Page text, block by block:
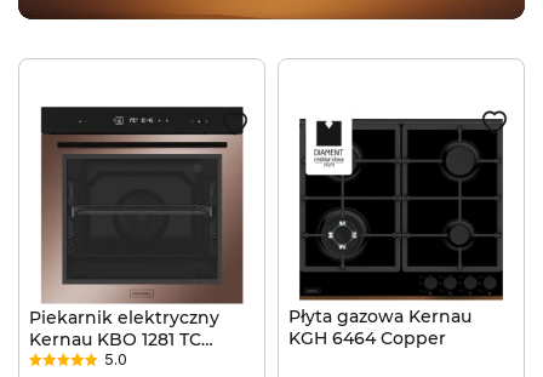
Piekarnik elektryczny
Kernau KBO 1281 TC
Copper Grill Termoobieg
5.0
Płyta gazowa Kernau
KGH 6464 Copper